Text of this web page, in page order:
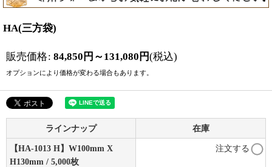
HA(三方袋)
販売価格: 84,850 円 ～131,080 円(税込)
オプションにより価格が変わる場合もあります。
ラインナップ 在庫
【HA-1013 H】W100mm X
H130mm / 5,000枚
注文する